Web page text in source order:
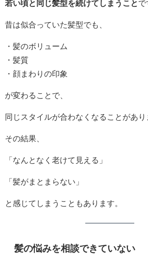
若い頃と同じ髪型を続けてしまうことで
昔は似合っていた髪型でも、
・髪のボリューム
・髪質
・顔まわりの印象
が変わることで、
同じスタイルが合わなくなることがあり
その結果、
「なんとなく老けて見える」
「髪がまとまらない」
と感じてしまうこともあります。
髪の悩みを相談できていない